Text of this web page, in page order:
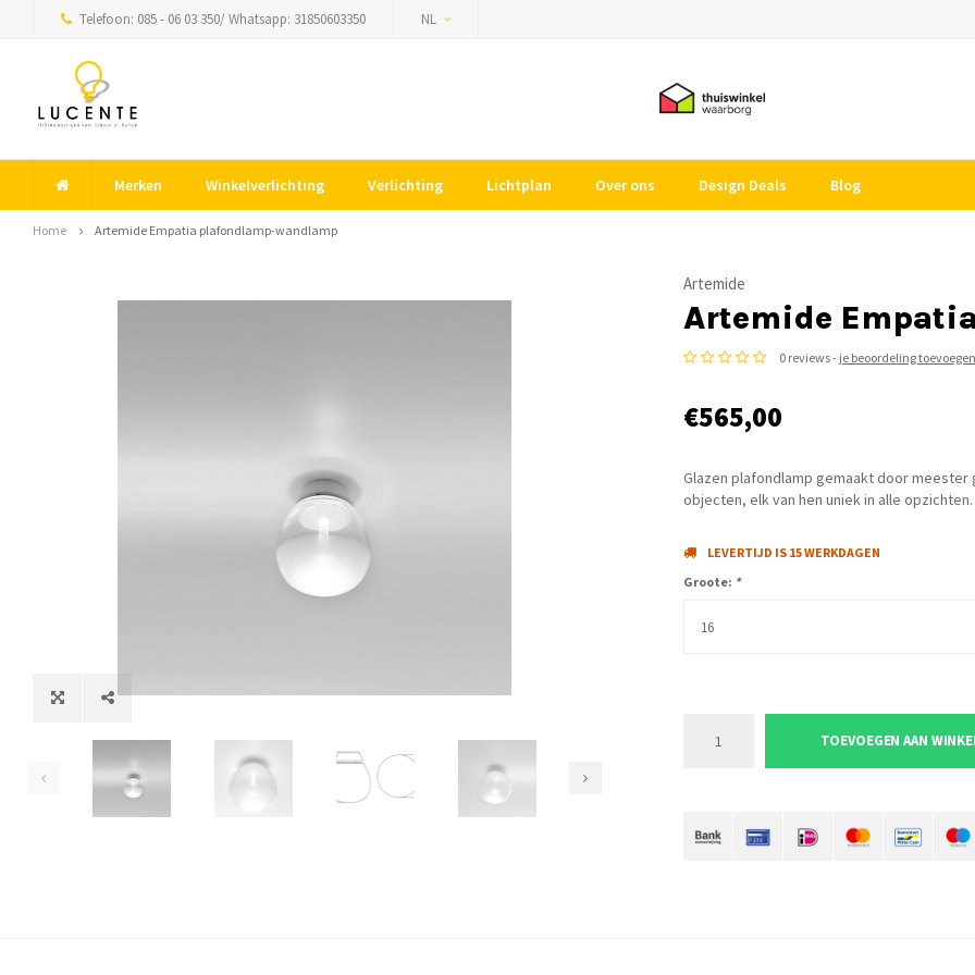
Telefoon: 085 - 06 03 350/ Whatsapp: 31850603350 NL
Merken Winkelverlichting Verlichting Lichtplan Over ons Design Deals Blog
Home Artemide Empatia plafondlamp-wandlamp
Artemide
Artemide
0 reviews - je beoordeling toevoegen
€565,00
Glazen plafondlamp gemaakt door
objecten, elk van hen uniek in alle opzichten.
LEVERTIJD IS 15 WERKDAGEN
Groote: *
16
TOEVOEGEN AAN